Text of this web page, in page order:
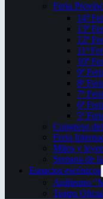
Feria
14ª
13ª
12ª
11ª
10ª
9ª
8ª
7ª
6ª
5ª
Congreso
Feria
Mitos y
Semana de
Espacios escénicos
Anfiteatro
Teatro